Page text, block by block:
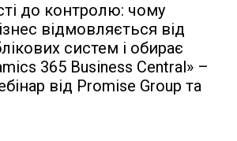
до контролю: чому
відмовляється від
систем і обирає
365 Business Central» –
від Promise Group та